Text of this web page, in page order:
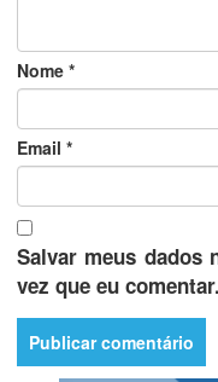
Nome *
Email *
Salvar meus dados
vez que eu comentar.